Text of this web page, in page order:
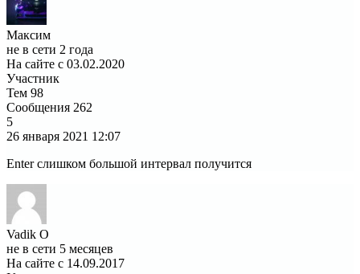
Максим
не в сети 2 года
На сайте с 03.02.2020
Участник
Тем 98
Сообщения 262
5
26 января 2021 12:07
Enter слишком большой интервал получится
Vadik O
не в сети 5 месяцев
На сайте с 14.09.2017